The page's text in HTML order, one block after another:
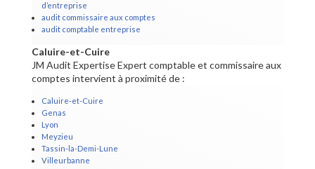
d’entreprise
audit commissaire aux comptes
audit comptable entreprise
Caluire-et-Cuire
JM Audit Expertise Expert comptable et commissaire aux
comptes intervient à proximité de :
Caluire-et-Cuire
Genas
Lyon
Meyzieu
Tassin-la-Demi-Lune
Villeurbanne